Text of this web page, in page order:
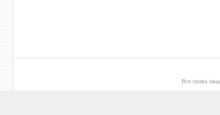
Все права